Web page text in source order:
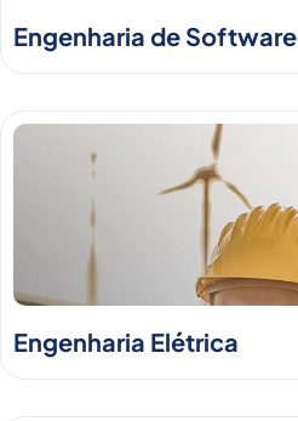
Engenharia de Software
Engenharia Elétrica